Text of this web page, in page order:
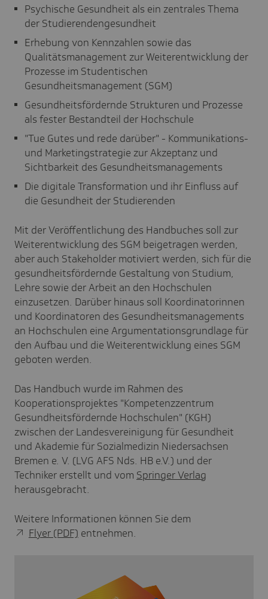
Psychische Gesundheit als ein zentrales Thema
der Studierendengesundheit
Erhebung von Kennzahlen sowie das
Qualitätsmanagement zur Weiterentwicklung der
Prozesse im Studentischen
Gesundheitsmanagement (SGM)
Gesundheitsfördernde Strukturen und Prozesse
als fester Bestandteil der Hochschule
"Tue Gutes und rede darüber" - Kommunikations-
und Marketingstrategie zur Akzeptanz und
Sichtbarkeit des Gesundheitsmanagements
Die digitale Transformation und ihr Einfluss auf
die Gesundheit der Studierenden
Mit der Veröffentlichung des Handbuches soll zur
Weiterentwicklung des SGM beigetragen werden,
aber auch Stakeholder motiviert werden, sich für die
gesundheitsfördernde Gestaltung von Studium,
Lehre sowie der Arbeit an den Hochschulen
einzusetzen. Darüber hinaus soll Koordinatorinnen
und Koordinatoren des Gesundheitsmanagements
an Hochschulen eine Argumentationsgrundlage für
den Aufbau und die Weiterentwicklung eines SGM
geboten werden.
Das Handbuch wurde im Rahmen des
Kooperationsprojektes "Kompetenzzentrum
Gesundheitsfördernde Hochschulen" (KGH)
zwischen der Landesvereinigung für Gesundheit
und Akademie für Sozialmedizin Niedersachsen
Bremen e. V. (LVG AFS Nds. HB e.V.) und der
Techniker erstellt und vom Springer Verlag
herausgebracht.
Weitere Informationen können Sie dem
Flyer (PDF) entnehmen.